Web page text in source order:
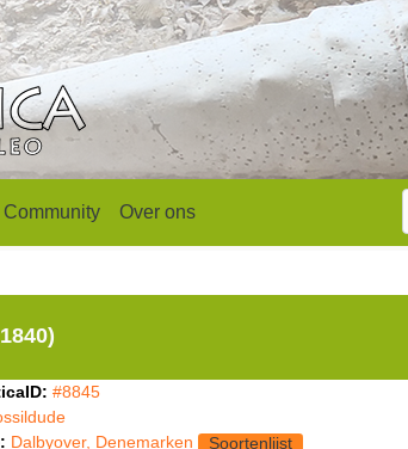
Community Over ons
#8845
Dalbyover, Denemarken
Soortenlijst